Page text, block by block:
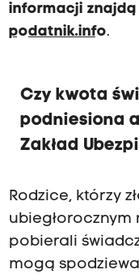
informacji
podatnik.info.
Czy kwota
podniesiona
Zakład
Rodzice, którzy
ubiegłorocznym
pobierali
mogą